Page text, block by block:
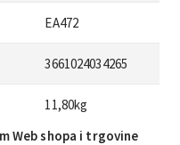
EA472
3661024034265
11,80kg
Web shopa i trgovine